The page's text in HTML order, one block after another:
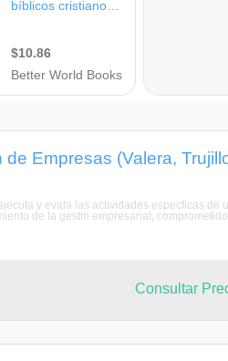
Empresas (Valera,
y evala las actividades especficas
de la gestin empresarial,
Consultar